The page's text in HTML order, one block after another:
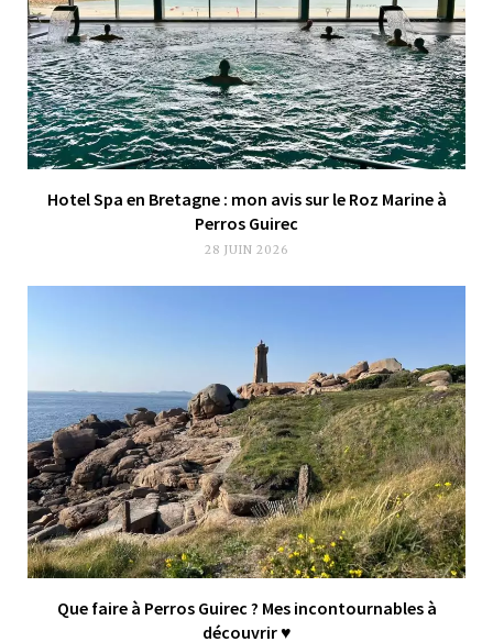
Hotel Spa en Bretagne : mon avis sur le Roz Marine à
Perros Guirec
28 JUIN 2026
Que faire à Perros Guirec ? Mes incontournables à
découvrir ♥︎